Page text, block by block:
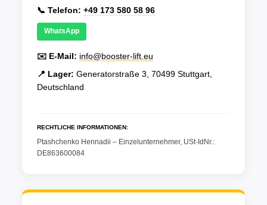
📞 Telefon: +49 173 580 58 96
WhatsApp
✉️ E-Mail: info@booster-lift.eu
📍 Lager: Generatorstraße 3, 70499 Stuttgart,
Deutschland
RECHTLICHE INFORMATIONEN:
Ptashchenko Hennadii – Einzelunternehmer, USt-IdNr.:
DE863600084